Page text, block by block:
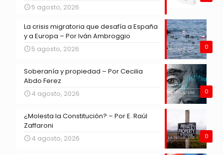
5 agosto, 2026
0
La crisis migratoria que desafía a España
y a Europa – Por Iván Ambroggio
5 agosto, 2026
0
Soberanía y propiedad – Por Cecilia
Abdo Ferez
4 agosto, 2026
0
¿Molesta la Constitución? – Por E. Raúl
Zaffaroni
4 agosto, 2026